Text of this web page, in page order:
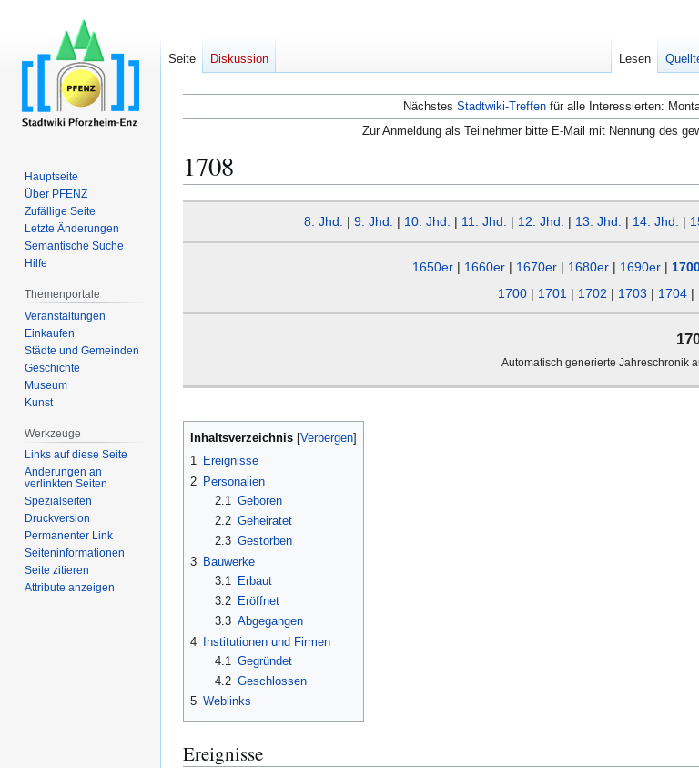
Nächstes Stadtwiki-Treffen für alle Interessierten:
Zur Anmeldung als Teilnehmer bitte E-Mail mit Nennung des
1708
8. Jhd. | 9. Jhd. | 10. Jhd. | 11. Jhd. | 12. Jhd. | 13. Jhd. | 14. Jhd. |
1650er | 1660er | 1670er | 1680er | 1690er |
1700| 1701 | 1702 | 1703 | 1704|
Automatisch generierte Jahreschronik
Inhaltsverzeichnis
1 Ereignisse
2 Personalien
2.1 Geboren
2.2 Geheiratet
2.3 Gestorben
3 Bauwerke
3.1
Erbaut
3.2
Eröffnet
3.3 Abgegangen
4 Institutionen und Firmen
4.1 Gegründet
4.2 Geschlossen
5 Weblinks
Ereignisse
Seite Diskussion Lesen
Hauptseite
Über PFENZ
Zufällige Seite
Letzte Änderungen
Semantische Suche
Hilfe
Themenportale
Veranstaltungen
Einkaufen
Städte und Gemeinden
Geschichte
Museum
Kunst
Werkzeuge
Links auf diese Seite
Änderungen an
verlinkten Seiten
Spezialseiten
Druckversion
Permanenter Link
Seiten­­informationen
Seite zitieren
Attribute anzeigen